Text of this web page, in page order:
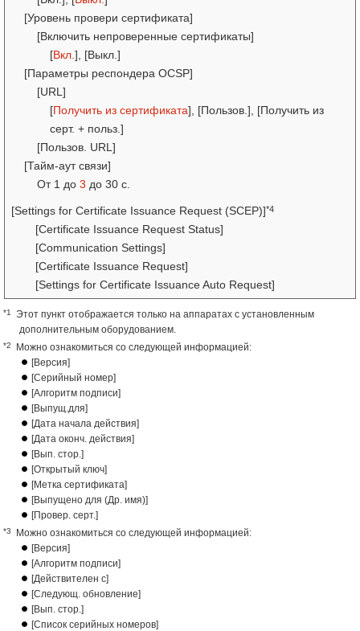
[Уровень провери сертификата]
[Включить непроверенные сертификаты]
[Вкл. ], [Выкл.]
[Параметры респондера OCSP]
[URL]
[Получить из сертификата], [Пользов.], [Получить из
серт. + польз.]
[Пользов. URL]
[Тайм-аут связи]
От 1 до 3 до 30 с.
[Settings for Certificate Issuance Request (SCEP)]*4
[Certificate Issuance Request Status]
[Communication Settings]
[Certificate Issuance Request]
[Settings for Certificate Issuance Auto Request]
*1
Этот пункт отображается только на аппаратах с установленным
дополнительным оборудованием.
*2
Можно ознакомиться со следующей информацией:
[Версия]
[Серийный номер]
[Алгоритм подписи]
[Выпущ.для]
[Дата начала действия]
[Дата оконч. действия]
[Вып. стор.]
[Открытый ключ]
[Метка сертификата]
[Выпущено для (Др. имя)]
[Провер. серт.]
*3
Можно ознакомиться со следующей информацией:
[Версия]
[Алгоритм подписи]
[Действителен с]
[Следующ. обновление]
[Вып. стор.]
[Список серийных номеров]